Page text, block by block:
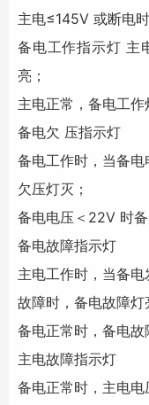
主电≤145V 或断电
备电工作指示灯 主
亮；
主电正常，备电工作
备电欠 压指示灯
备电工作时，当备
欠压灯灭；
备电电压＜22V 时备
备电故障指示灯
主电工作时，当备
故障时，备电故障灯
备电正常时，备电故
主电故障指示灯
备电正常时，主电